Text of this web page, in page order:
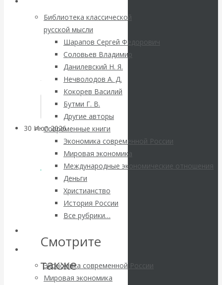
Библиотека классической
русской мысли
Шарапов Сергей Федорович
Соловьев Владимир
Данилевский Н. Я.
Нечволодов А. Д.
Кокорев Василий
Бутми Г. В.
Другие авторы
Современные книги
Экономика современной России
Мировая экономика
Международные экономические отношения
Деньги
Христианство
История России
Все рубрики…
Архив статей
Экономика современной России
Мировая экономика
Катасонов.
Саммит НАТО в
Турции: Drang
nach Osten
30 Июл 2026Банки
Валентин
Катасонов. Кто
определяет
финансовых
рынках?
Вернуться
назад
КОММЕНТАРИЕВ
Смотрите
также